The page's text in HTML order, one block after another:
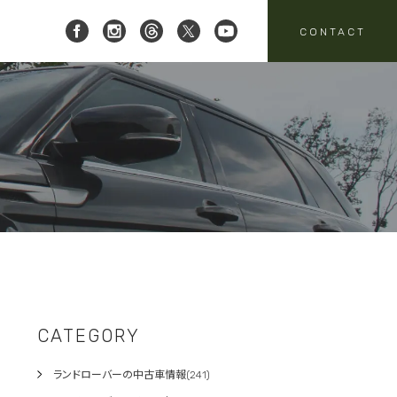
スタッフニュース
買取
CONTACT
イブリック三郷店 ]
951-4136
18:00 定休日:水曜日
のお問い合わせ
パーツ・アクセサリーの
お問い合わせ
CATEGORY
ランドローバーの中古車情報(241)